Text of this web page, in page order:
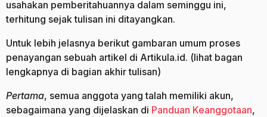
usahakan pemberitahuannya dalam seminggu ini,
terhitung sejak tulisan ini ditayangkan.
Untuk lebih jelasnya berikut gambaran umum proses
penayangan sebuah artikel di Artikula.id. (lihat bagan
lengkapnya di bagian akhir tulisan)
Pertama, semua anggota yang talah memiliki akun,
sebagaimana yang dijelaskan di Panduan Keanggotaan,